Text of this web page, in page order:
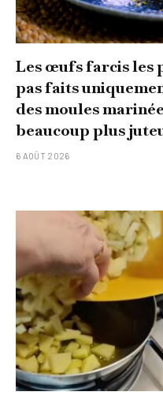
Les œufs farcis les
pas faits
des moules
beaucoup plus
6 AOÛT 2026